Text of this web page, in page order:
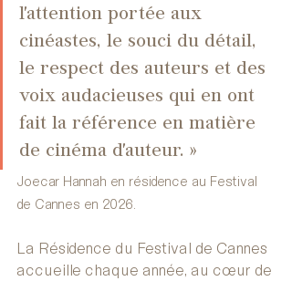
l'attention portée aux
cinéastes, le souci du détail,
le respect des auteurs et des
voix audacieuses qui en ont
fait la référence en matière
de cinéma d'auteur. »
Joecar Hannah en résidence au Festival
de Cannes en 2026.
La Résidence du Festival de Cannes
accueille chaque année, au cœur de